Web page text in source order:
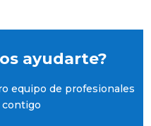
ayudarte?
equipo de profesionales
contigo